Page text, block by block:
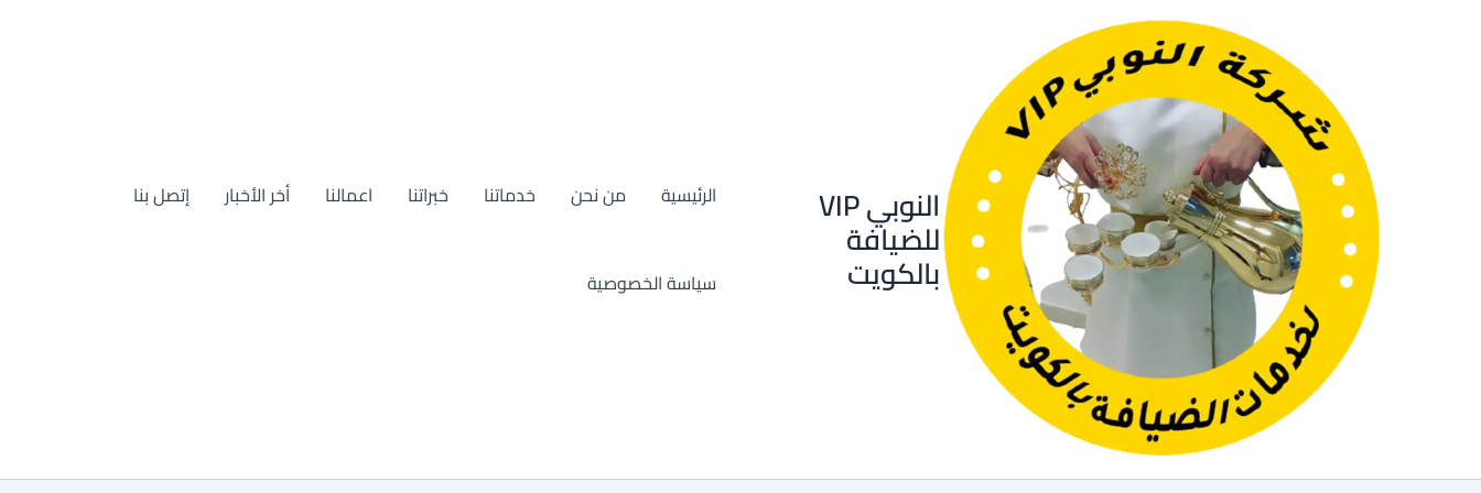
النوبي VIP
للضيافة
بالكويت
الرئيسية من نحن خدماتنا خبراتنا اعمالنا أخر الأخبار إتصل بنا
سياسة الخصوصية